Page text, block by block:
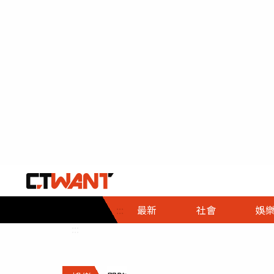
::: 最新 社會
社會首頁
時事
調查
娛樂
娛樂首頁
即時
財經首頁
熱線
政